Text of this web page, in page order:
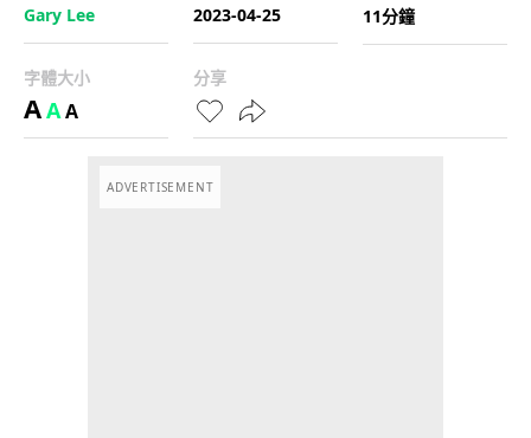
Gary Lee
2023-04-25
11分鐘
字體大小
AAA
分享
ADVERTISEMENT